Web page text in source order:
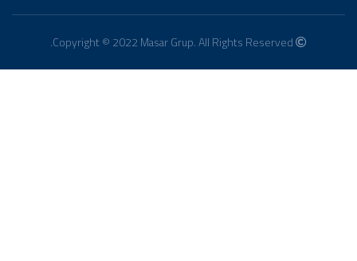
Copyright © 2022 Masar Grup. All Rights Reserved.